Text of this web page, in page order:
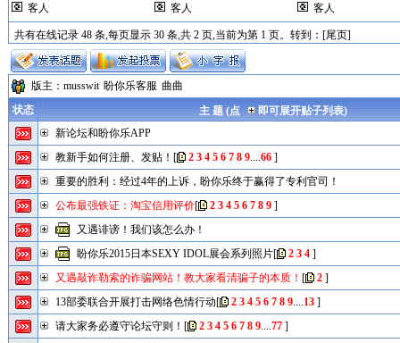
客人
客人 客人
共有在线记录 48 条,每页显示 30 条,共 2 页,当前为第 1 页。转到： [尾页]
版主： musswit 盼你乐客服 曲曲
状态
主 题 (点
即可展开贴子列表)
新论坛和盼你乐APP
教新手如何注册、发贴！ [ 2 3 4 5 6 7 8 9....66]
重要的胜利：经过4年的上诉，盼你乐终于赢得了专利官司！
公布最强铁证：淘宝信用评价[ 2 3 4 5 6 7 8 9]
又遇诽谤！我们该怎么办！
盼你乐2015日本SEXY IDOL展会系列照片[ 2 3 4]
又遇敲诈勒索的诈骗网站！教大家看清骗子的本质！ [ 2]
13部委联合开展打击网络色情行动[ 2 3 4 5 6 7 8 9....13]
请大家务必遵守论坛守则！ [ 2 3 4 5 6 7 8 9....77]